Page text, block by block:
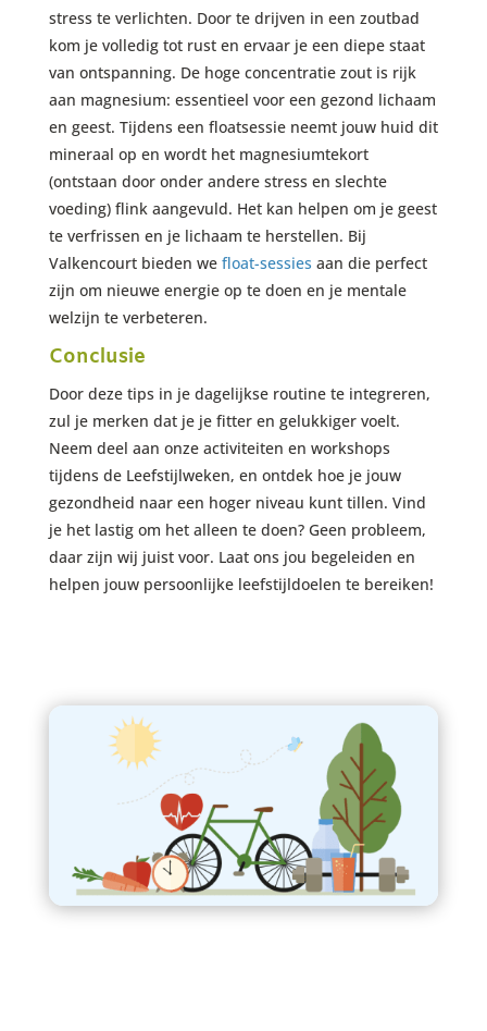
stress te verlichten. Door te drijven in een zoutbad
kom je volledig tot rust en ervaar je een diepe staat
van ontspanning. De hoge concentratie zout is rijk
aan magnesium: essentieel voor een gezond lichaam
en geest. Tijdens een floatsessie neemt jouw huid dit
mineraal op en wordt het magnesiumtekort
(ontstaan door onder andere stress en slechte
voeding) flink aangevuld. Het kan helpen om je geest
te verfrissen en je lichaam te herstellen. Bij
Valkencourt bieden we float-sessies aan die perfect
zijn om nieuwe energie op te doen en je mentale
welzijn te verbeteren.
Conclusie
Door deze tips in je dagelijkse routine te integreren,
zul je merken dat je je fitter en gelukkiger voelt.
Neem deel aan onze activiteiten en workshops
tijdens de Leefstijlweken, en ontdek hoe je jouw
gezondheid naar een hoger niveau kunt tillen. Vind
je het lastig om het alleen te doen? Geen probleem,
daar zijn wij juist voor. Laat ons jou begeleiden en
helpen jouw persoonlijke leefstijldoelen te bereiken!